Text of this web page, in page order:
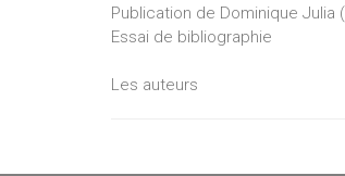
Publication de Dominique Julia
Essai de bibliographie
Les auteurs